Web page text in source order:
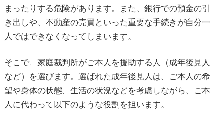
ステップ3：居住用不動産処分の許可申立て（こ
こが最重要ポイント！）
ステップ4：売却活動の開始と売買契約の締結
まったりする危険があります。また、銀行での預金の引
き出しや、不動産の売買といった重要な手続きが自分一
人ではできなくなってしまいます。
そこで、家庭裁判所がご本人を援助する人（成年後見人
など）を選びます。選ばれた成年後見人は、ご本人の希
望や身体の状態、生活の状況などを考慮しながら、ご本
人に代わって以下のような役割を担います。